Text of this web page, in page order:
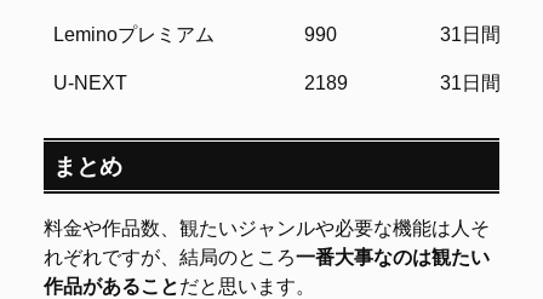
Leminoプレミアム 990 31日間
U-NEXT 2189 31日間
まとめ
料金や作品数、観たいジャンルや必要な機能は人そ
れぞれですが、結局のところ一番大事なのは観たい
作品があることだと思います。